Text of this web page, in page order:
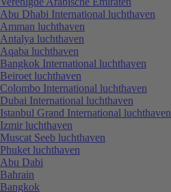
Abu Dhabi International luchthaven
Amman luchthaven
Antalya luchthaven
Aqaba luchthaven
Bangkok International luchthaven
Beiroet luchthaven
Colombo International luchthaven
Dubai International luchthaven
Istanbul Grand International luchthaven
Izmir luchthaven
Muscat Seeb luchthaven
Phuket luchthaven
Abu Dabi
Bahrain
Bangkok